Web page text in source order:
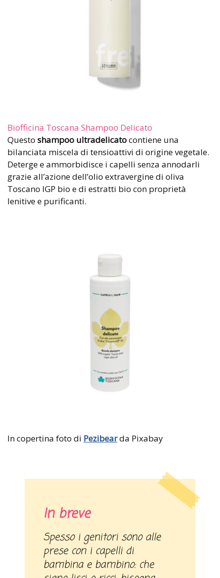
Biofficina Toscana Shampoo Delicato
Questo shampoo ultradelicatocontiene una
bilanciata miscela di tensioattivi di origine vegetale.
Deterge e ammorbidisce i capelli senza annodarli
grazie all’azione dell’olio extravergine di oliva
Toscano IGP bio e di estratti bio con proprietà
lenitive e purificanti.
In copertina foto di Pezibearda Pixabay
In breve
Spesso i genitori sono alle
prese con i capelli di
bambina e bambino: che